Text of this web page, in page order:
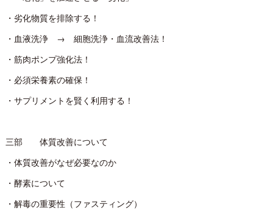
・劣化物質を排除する！
・血液洗浄 → 細胞洗浄・血流改善法！
・筋肉ポンプ強化法！
・必須栄養素の確保！
・サプリメントを賢く利用する！
三部 体質改善について
・体質改善がなぜ必要なのか
・酵素について
・解毒の重要性（ファスティング）